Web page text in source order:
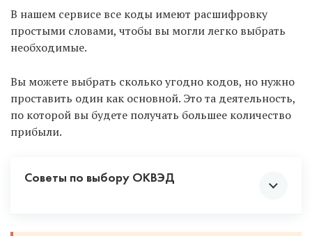
В нашем сервисе все коды имеют расшифровку
простыми словами, чтобы вы могли легко выбрать
необходимые.
Вы можете выбрать сколько угодно кодов, но нужно
проставить один как основной. Это та деятельность,
по которой вы будете получать большее количество
прибыли.
Советы по выбору ОКВЭД